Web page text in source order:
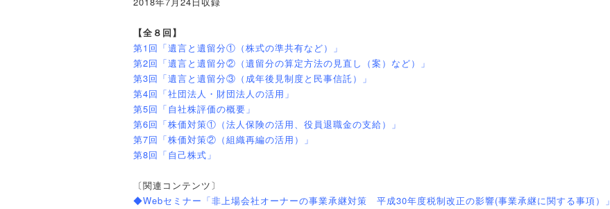
【全８回】
第1回「遺言と遺留分①（株式の準共有など）」
第2回「遺言と遺留分②（遺留分の算定方法の見直し（案）など）」
第3回「遺言と遺留分③（成年後見制度と民事信託）」
第4回「社団法人・財団法人の活用」
第5回「自社株評価の概要」
第6回「株価対策①（法人保険の活用、役員退職金の支給）」
第7回「株価対策②（組織再編の活用）」
第8回「自己株式」
〔関連コンテンツ〕
◆Webセミナー「非上場会社オーナーの事業承継対策 平成30年度税制改正の影響(事業承継に関する事項）」